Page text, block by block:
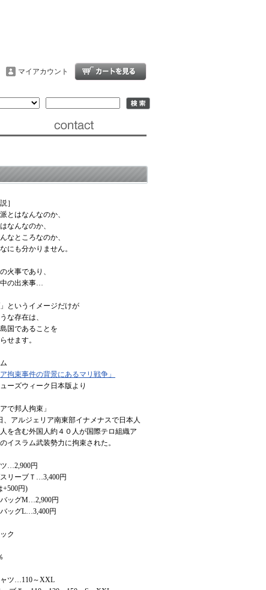
マイアカウント
］
とはなんなのか、
なんなのか、
なところなのか、
にも分かりません。
火事であり、
の出来事…
」というイメージだけが
な存在は、
国であることを
せます。
拘束事件の背景にあるマリ戦争」
ーズウィーク日本版より
で邦人拘束」
、アルジェリア南東部イナメナスで日本人
を含む外国人約４０人が国際テロ組織ア
イスラム武装勢力に拘束された。
…2,900円
ーブＴ…3,400円
円)
グM…2,900円
グL…3,400円
ク
ツ…110～XXL